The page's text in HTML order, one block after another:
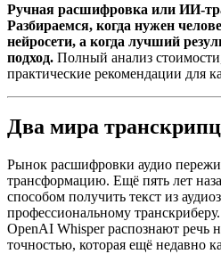
Ручная расшифровка или ИИ-
Разбираемся, когда нужен
нейросети, а когда лучший
подход. Полный анализ
практические рекомендации для
Два мира
Рынок расшифровки аудио
трансформацию. Ещё пять лет
способом получить текст из
профессиональному
OpenAI Whisper распознают речь
точностью, которая ещё недавно